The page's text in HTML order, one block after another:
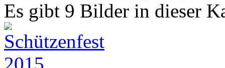
Es gibt 9 Bilder in dieser